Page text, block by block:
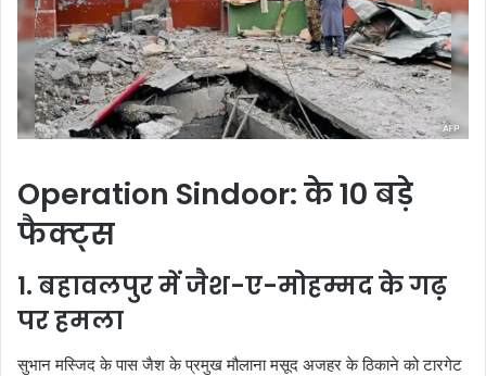
Operation Sindoor: के 10 बड़े
फैक्ट्स
1. बहावलपुर में जैश-ए-मोहम्मद के गढ़
पर हमला
सुभान मस्जिद के पास जैश के प्रमुख मौलाना मसूद अजहर के ठिकाने को टारगेट